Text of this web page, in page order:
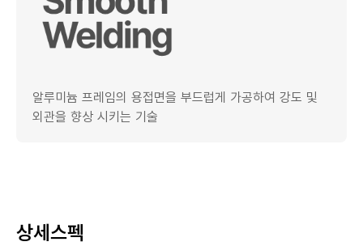
알루미늄 프레임의 용접면을 부드럽게 가공하여 강도 및
외관을 향상 시키는 기술
상세스펙